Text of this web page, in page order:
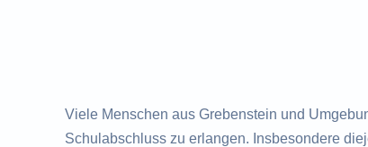
Viele Menschen aus Grebenstein und
Schulabschluss zu erlangen. Insbesondere